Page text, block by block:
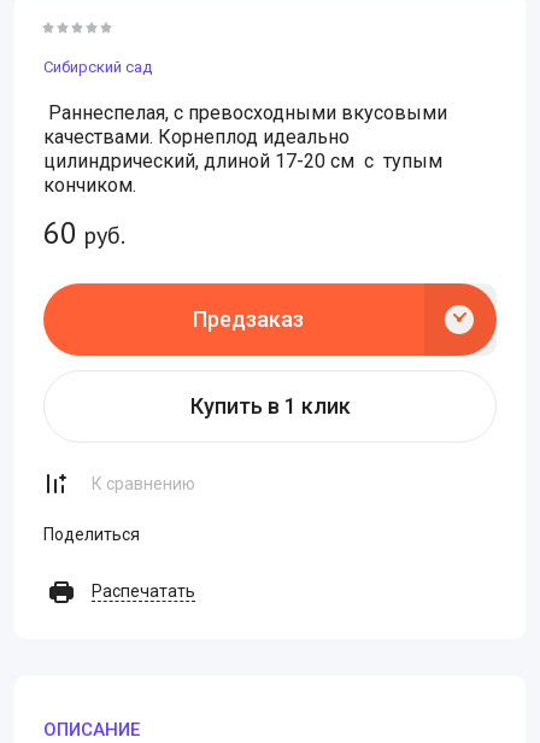
Сибирский сад
Раннеспелая, с превосходными вкусовыми
качествами. Корнеплод идеально
цилиндрический, длиной 17-20 см с тупым
кончиком.
60 руб.
Предзаказ
Купить в 1 клик
К сравнению
Поделиться
Распечатать
ОПИСАНИЕ